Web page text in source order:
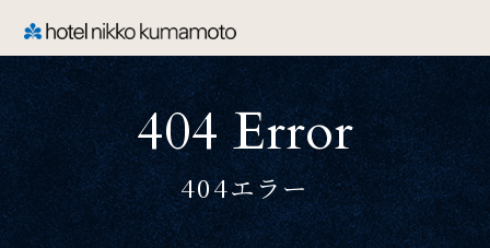
CLOSE
TOP 404 Error
404エラー